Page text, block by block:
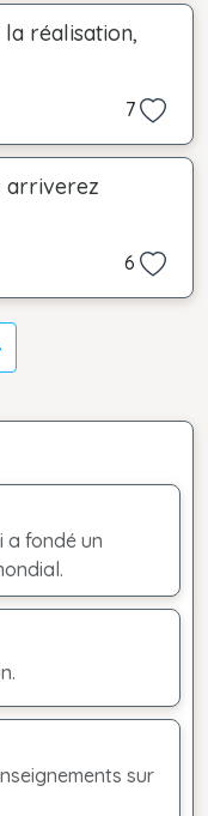
réalisation,
7
arriverez
6
a fondé un
sur